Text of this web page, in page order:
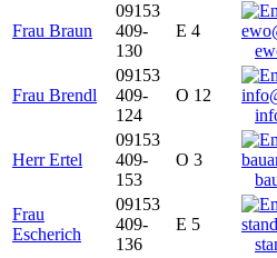
Frau Braun
09153
409-
130
E 4
Frau Brendl
09153
409-
124
O 12
Herr Ertel
09153
409-
153
O 3
Frau
Escherich
09153
409-
136
E 5